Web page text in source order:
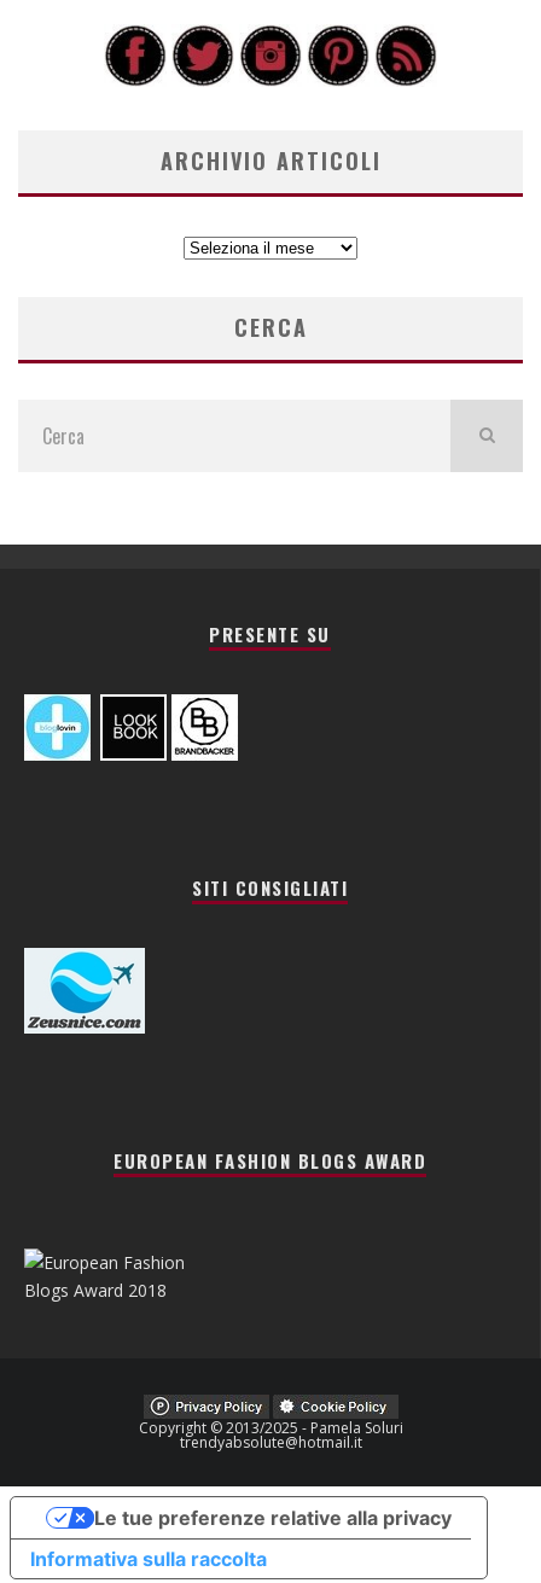
ARCHIVIO ARTICOLI
ARCHIVIO
CERCA
PRESENTE SU
SITI CONSIGLIATI
EUROPEAN FASHION BLOGS AWARD
Copyright © 2013/2025 - Pamela Soluri
trendyabsolute@hotmail.it
Informativa sulla raccolta
Le tue preferenze relative alla privacy